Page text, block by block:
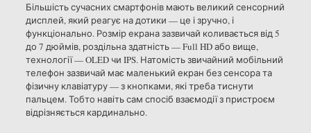
Більшість сучасних смартфонів мають великий сенсорний
дисплей, який реагує на дотики — це і зручно, і
функціонально. Розмір екрана зазвичай коливається від 5
до 7 дюймів, роздільна здатність — Full HD або вище,
технології — OLED чи IPS. Натомість звичайний мобільний
телефон зазвичай має маленький екран без сенсора та
фізичну клавіатуру — з кнопками, які треба тиснути
пальцем. Тобто навіть сам спосіб взаємодії з пристроєм
відрізняється кардинально.